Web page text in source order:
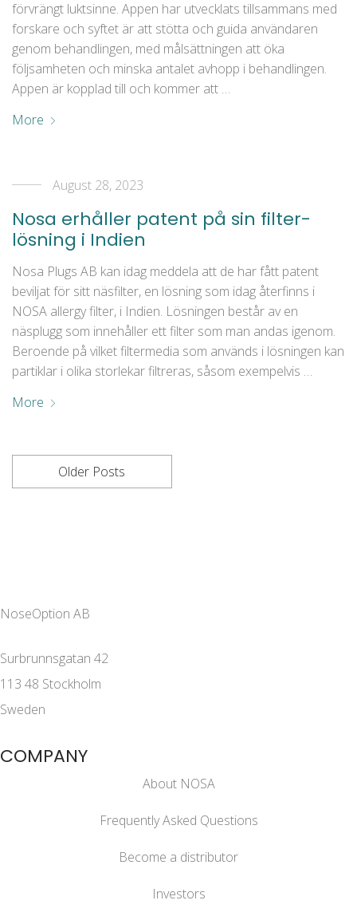
förvrängt luktsinne. Appen har utvecklats tillsammans med
forskare och syftet är att stötta och guida användaren
genom behandlingen, med målsättningen att öka
följsamheten och minska antalet avhopp i behandlingen.
Appen är kopplad till och kommer att …
More
August 28, 2023
Nosa erhåller patent på sin filter-
lösning i Indien
Nosa Plugs AB kan idag meddela att de har fått patent
beviljat för sitt näsfilter, en lösning som idag återfinns i
NOSA allergy filter, i Indien. Lösningen består av en
näsplugg som innehåller ett filter som man andas igenom.
Beroende på vilket filtermedia som används i lösningen kan
partiklar i olika storlekar filtreras, såsom exempelvis …
More
Older Posts
NoseOption AB
Surbrunnsgatan 42
113 48 Stockholm
Sweden
COMPANY
About NOSA
Frequently Asked Questions
Become a distributor
Investors